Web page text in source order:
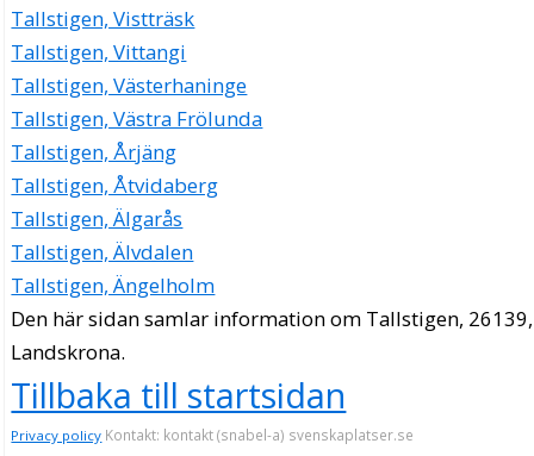
Tallstigen, Vistträsk
Tallstigen, Vittangi
Tallstigen, Västerhaninge
Tallstigen, Västra Frölunda
Tallstigen, Årjäng
Tallstigen, Åtvidaberg
Tallstigen, Älgarås
Tallstigen, Älvdalen
Tallstigen, Ängelholm
Den här sidan samlar information om Tallstigen, 26139,
Landskrona.
Tillbaka till startsidan
Privacy policy Kontakt: kontakt (snabel-a) svenskaplatser.se